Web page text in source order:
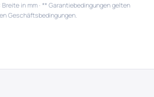
in mm · ** Garantiebedingungen gelten
Geschäftsbedingungen.